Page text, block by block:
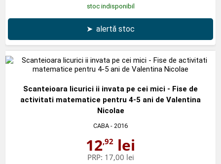
stoc indisponibil
➤ alertă stoc
Scanteioara licurici ii invata pe cei mici - Fise de
activitati matematice pentru 4-5 ani de Valentina
Nicolae
CABA - 2016
12,92 lei
PRP: 17,00 lei